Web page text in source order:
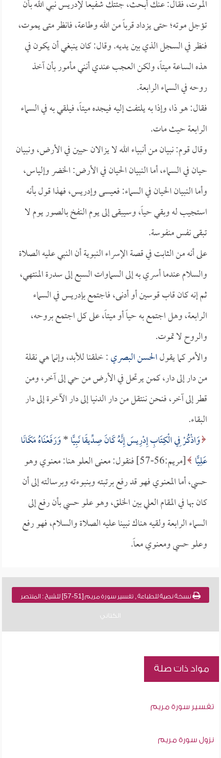
الموت، فقال: عنك أبحث، جئتك شفيعاً لإدريس نبي الله بأن
تؤجل موته؛ حتى يزداد قرباً من الله وطاعة، فانظر متى يموت،
فنظر في السجل الذي بين يديه. وقال: كان ينبغي أن يكون في
هذه الساعة ميتاً، ولكن العجب عندي أنني مأمور بأن آخذ
روحه في السماء الرابعة.
فقال: هو ذا، وإذا به يلتفت إليه فيجده ميتاً، فيلقي به في السماء
الرابعة حيث مات.
وقال قوم: نبيان من أنبياء الله لا يزالان حيين في الأرض، ونبيان
حيان في السماء، أما النبيان الحيان في الأرض: الخضر وإلياس،
وأما النبيان الحيان في السماء: فعيسى وإدريس، فهذا قول بأنه
استجيب له وبقي حياً، وسيبقى إلى يوم النفخ بالصور يوم لا
تبقى نفس منفوسة.
على أنه من الثابت في قصة الإسراء النبوية أن النبي عليه الصلاة
والسلام عندما أسري به إلى السماوات السبع إلى سدرة المنتهي،
ثم إنه كان قاب قوسين أو أدنى، فاجتمع بإدريس في السماء
الرابعة، وهل اجتمع به حياً أو ميتاً، على كل اجتمع بروحه،
والروح لا تموت.
والأمر كما يقولالحسن البصري: خلقنا للأبد، وإنما هي نقلة
من دار إلى دار، كمن يرتحل في الأرض من حي إلى آخر، ومن
قطر إلى آخر، فنحن ننتقل من دار الدنيا إلى دار الآخرة إلى دار
البقاء.
وَاذْكُرْ فِي الْكِتَابِ إِدْرِيسَ إِنَّهُ كَانَ صِدِّيقًا نَبِيًّا*وَرَفَعْنَاهُ مَكَانًا
عَلِيًّا
[مريم:56-57] فنقول: معنى العلو هنا: معنوي وهو
حسي، أما المعنوي فهو قد رفع برتبته وبنبوءته وبرسالته إلى أن
كان بها في المقام العلي بين الخلق، وهو علو حسي بأن رفع إلى
السماء الرابعة ولقيه هناك نبينا عليه الصلاة والسلام، فهو رفع
وعلو حسي ومعنوي معاً.
نسخة نصية للطباعة , تفسير سورة مريم [51-57] للشيخ : المنتصر
الكتاني
مواد ذات صلة
تفسير سورة مريم
نزول سورة مريم